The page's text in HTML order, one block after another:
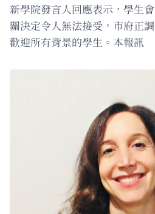
新學院發言人回應表示，學生
關決定令人無法接受，市府正
歡迎所有背景的學生。本報訊